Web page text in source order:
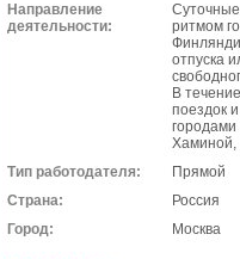
Направление
деятельности:
ритмом
отпуска
В
поездок
Хаминой,
Тип работодателя:
Прямой
Страна:
Россия
Город:
Москва